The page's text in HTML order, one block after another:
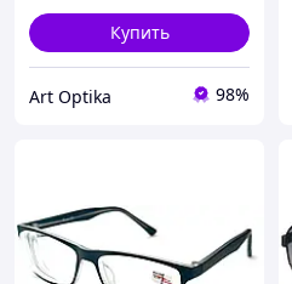
Купить
Art Optika 98%